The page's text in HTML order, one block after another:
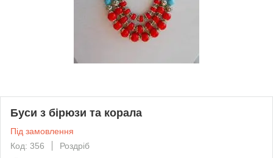
Буси з бірюзи та корала
Під замовлення
Код: 356
Роздріб